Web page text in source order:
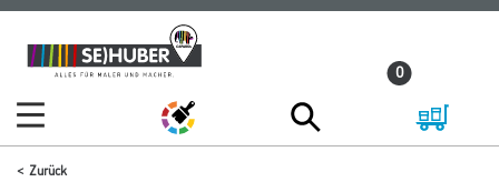
Zum
Inhalt
Zum
Navigationsmenü
0
Zurück